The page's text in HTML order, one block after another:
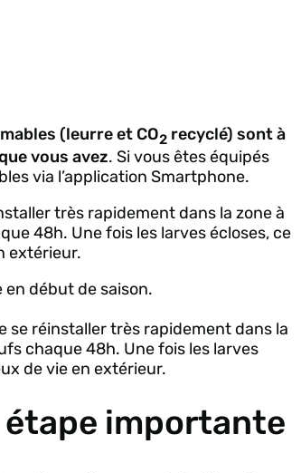
(leurre et CO2 recyclé) sont à
vous avez. Si vous êtes équipés
via l’application Smartphone.
très rapidement dans la zone à
48h. Une fois les larves écloses, ce
extérieur.
début de saison.
réinstaller très rapidement dans la
chaque 48h. Une fois les larves
de vie en extérieur.
étape importante